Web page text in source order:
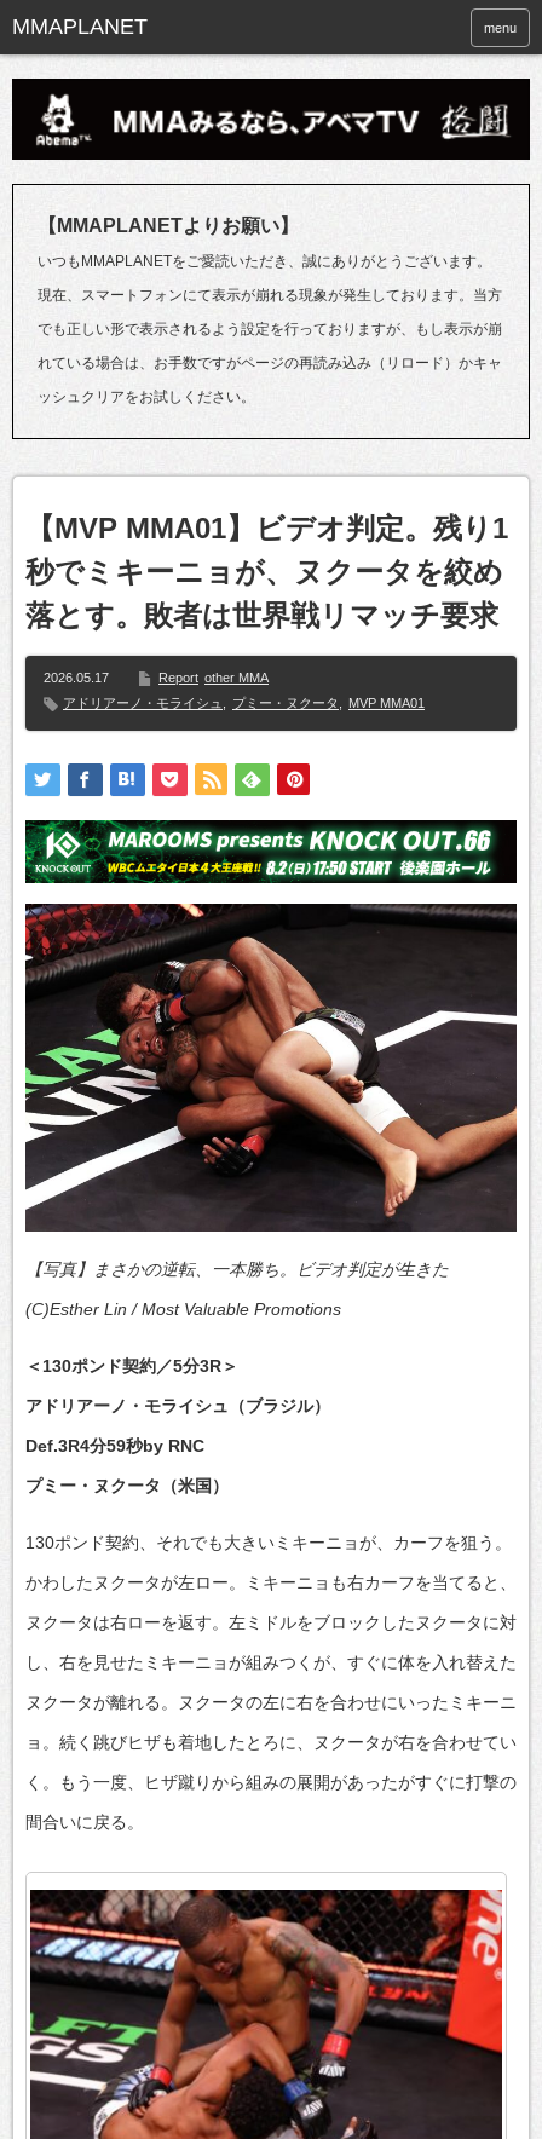
menu
【MMAPLANETよりお願い】
いつもMMAPLANETをご愛読いただき、誠にありがとうございます。
現在、スマートフォンにて表示が崩れる現象が発生しております。当方
でも正しい形で表示されるよう設定を行っておりますが、もし表示が崩
れている場合は、お手数ですがページの再読み込み（リロード）かキャ
ッシュクリアをお試しください。
【MVP MMA01】ビデオ判定。残り1
秒でミキーニョが、ヌクータを絞め
落とす。敗者は世界戦リマッチ要求
2026.05.17 Report other MMA
アドリアーノ・モライシュ
プミー・ヌクータ MVP MMA01
【写真】まさかの逆転、一本勝ち。ビデオ判定が生きた
(C)Esther Lin / Most Valuable Promotions
＜130ポンド契約／5分3R＞
アドリアーノ・モライシュ（ブラジル）
Def.3R4分59秒by RNC
プミー・ヌクータ（米国）
130ポンド契約、それでも大きいミキーニョが、カーフを狙う。
かわしたヌクータが左ロー。ミキーニョも右カーフを当てると、
ヌクータは右ローを返す。左ミドルをブロックしたヌクータに対
し、右を見せたミキーニョが組みつくが、すぐに体を入れ替えた
ヌクータが離れる。ヌクータの左に右を合わせにいったミキーニ
ョ。続く跳びヒザも着地したとろに、ヌクータが右を合わせてい
く。もう一度、ヒザ蹴りから組みの展開があったがすぐに打撃の
間合いに戻る。